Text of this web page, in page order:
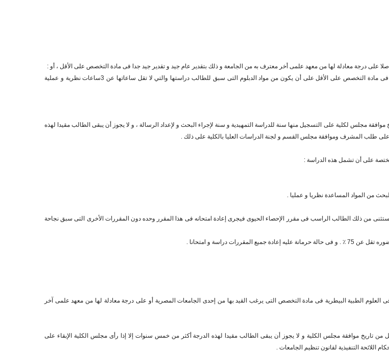
2- أن يكون حاصلا على دبلوم الدراسات العليا فى احد فروع التخصص بتقدير عام جيد و تقدير جيد جدا فى مادة التخصص على الأقل على أن يكون من مواد الدبلوم التى سبق للطالب دراستها والتي لا تقل ساعاتها عن 3ساعات نظرية و عملية
مجلس لكلية على التسجيل منها سنة للدراسة التمهيدية و سنة لإجراء البحث و لإعداد الرسالة ، و لا يجوز أن يبقى الطالب مقيدا لهذه
على طلب المشرف وموافقة مجلس القسم و لجنة الدراسات العليا بالكلية على ذلك .
على أن تشمل هذه الدراسة :
من ذلك الطالب الراسب فى مقرر الإحصاء الحيوى فيجرى إعادة امتحانه فى هذا المقرر وحده دون المقررات الأخرى التى سبق نجاحة
دراسة و امتحانا .
الطبية البيطرية فى مادة التخصص التى يرغب القيد بها من إحدى الجامعات المصرية أو على درجة معادلة لها من معهد علمى آخر
من تاريخ موافقة مجلس الكلية و لا يجوز أن يبقى الطالب مقيدا لهذه الدرجة أكثر من خمس سنوات إلا إذا رأى مجلس الكلية الإبقاء على
التنفيذية لقانون تنظيم الجامعات .